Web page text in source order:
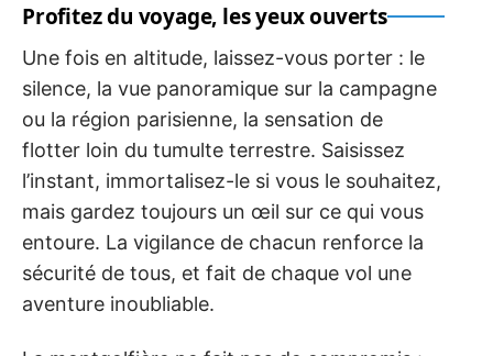
Profitez du voyage, les yeux ouverts
Une fois en altitude, laissez-vous porter : le
silence, la vue panoramique sur la campagne
ou la région parisienne, la sensation de
flotter loin du tumulte terrestre. Saisissez
l’instant, immortalisez-le si vous le souhaitez,
mais gardez toujours un œil sur ce qui vous
entoure. La vigilance de chacun renforce la
sécurité de tous, et fait de chaque vol une
aventure inoubliable.